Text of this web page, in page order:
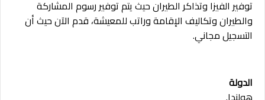
توفير الفيزا وتذاكر الطيران حيث يتم توفير رسوم المشاركة
والطيران وتكاليف الإقامة وراتب للمعيشة، قدم الآن حيث أن
التسجيل مجاني.
الدولة